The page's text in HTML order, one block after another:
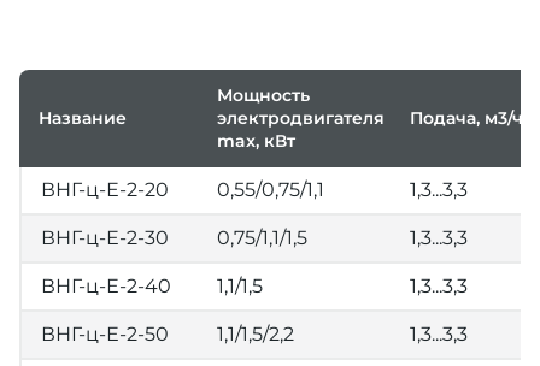
Название
Мощность
электродвигателя
max, кВт
Подача, м3/ч
ВНГ-ц-Е-2-20 0,55/0,75/1,1 1,3...3,3
ВНГ-ц-Е-2-30 0,75/1,1/1,5 1,3...3,3
ВНГ-ц-Е-2-40 1,1/1,5 1,3...3,3
ВНГ-ц-Е-2-50 1,1/1,5/2,2 1,3...3,3